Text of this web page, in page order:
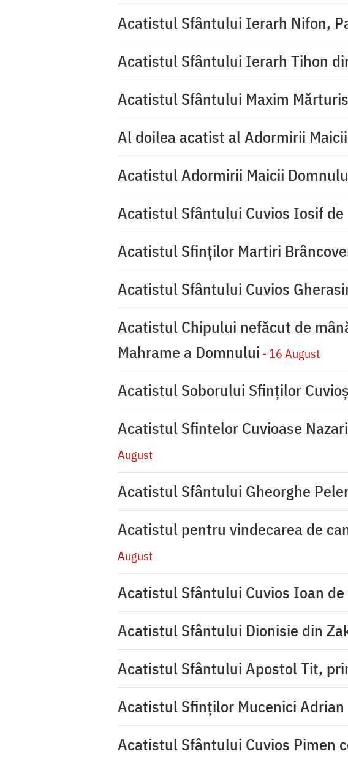
Acatistul Sfântului Ierarh Nifon,
Acatistul Sfântului Ierarh Tihon
Acatistul Sfântului Maxim
Al doilea acatist al Adormirii
Acatistul Adormirii Maicii
Acatistul Sfântului Cuvios Iosif de
Acatistul Sfinților Martiri
Acatistul Sfântului Cuvios
Acatistul Chipului nefăcut de
Mahrame a Domnului - 16 August
Acatistul Soborului Sfinților
Acatistul Sfintelor Cuvioase
August
Acatistul Sfântului Gheorghe
Acatistul pentru vindecarea de
August
Acatistul Sfântului Cuvios Ioan de
Acatistul Sfântului Dionisie din
Acatistul Sfântului Apostol Tit,
Acatistul Sfinților Mucenici
Acatistul Sfântului Cuvios Pimen